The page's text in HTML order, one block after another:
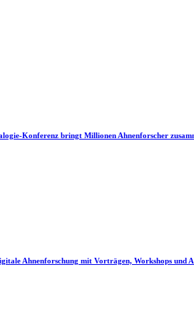
Konferenz bringt Millionen Ahnenforscher
Ahnenforschung mit Vorträgen, Workshops und